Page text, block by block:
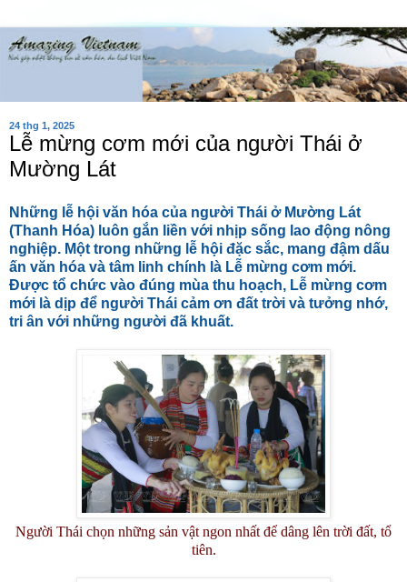
24 thg 1, 2025
Lễ mừng cơm mới của người Thái ở
Mường Lát
Những lễ hội văn hóa của người Thái ở Mường Lát
(Thanh Hóa) luôn gắn liền với nhịp sống lao động nông
nghiệp. Một trong những lễ hội đặc sắc, mang đậm dấu
ấn văn hóa và tâm linh chính là Lễ mừng cơm mới.
Được tổ chức vào đúng mùa thu hoạch, Lễ mừng cơm
mới là dịp để người Thái cảm ơn đất trời và tưởng nhớ,
tri ân với những người đã khuất.
Người Thái chọn những sản vật ngon nhất để dâng lên trời đất, tổ
tiên.